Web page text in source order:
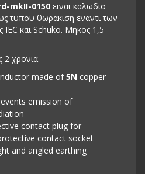
mkII-0150 ειναι καλωδιο
τυπου θωρακιση εναντι των
IEC και Schuko. Μηκος 1,5
2 χρονια.
made of5N copper
emission of
contact plug for
contact socket
and angled earthing